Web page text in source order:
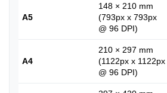
A5
148 × 210 mm
(793px x 793px
@ 96 DPI)
A4
210 × 297 mm
(1122px x 1122px
@ 96 DPI)